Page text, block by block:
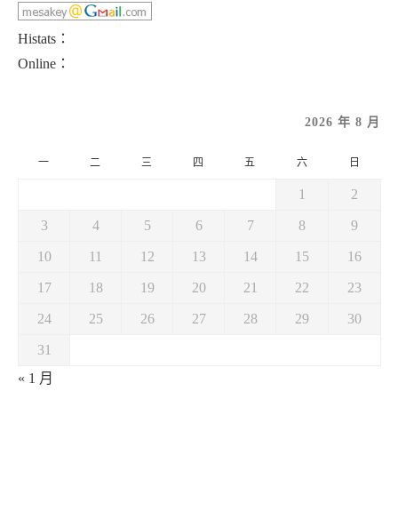
Histats：
Online：
2026 年 8 月
一 二 三 四 五 六 日
1 2
3 4 5 6 7 8 9
10 11 12 13 14 15 16
17 18 19 20 21 22 23
24 25 26 27 28 29 30
31
« 1 月